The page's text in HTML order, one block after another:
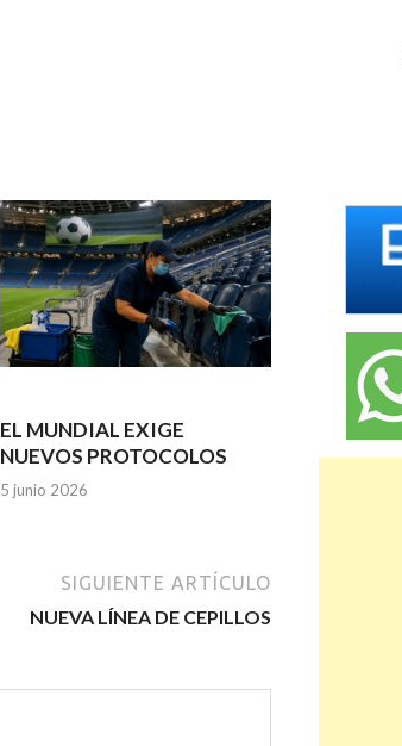
EL MUNDIAL EXIGE
NUEVOS PROTOCOLOS
5 junio 2026
SIGUIENTE ARTÍCULO
NUEVA LÍNEA DE CEPILLOS